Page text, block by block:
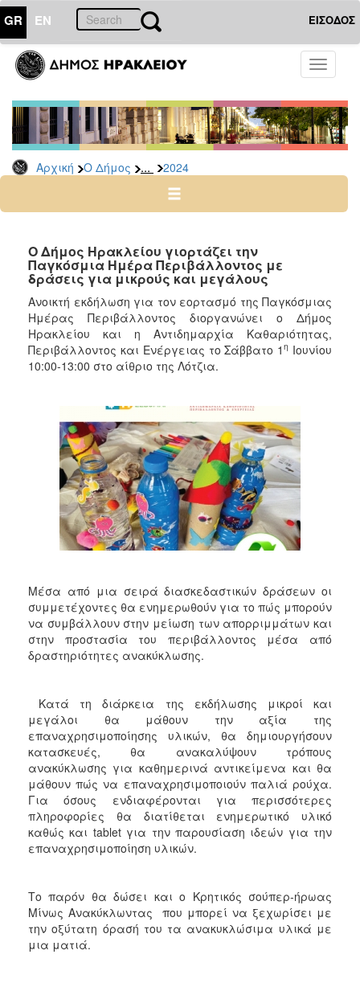
GR EN ΕΙΣΟΔΟΣ
Toggle
Αρχική Ο Δήμος ... 2024
ΔΗΜΟΣ
Δελτία
Τύπου
Αρχείο
2026
2024
2022
2021
2020
2019
2018
2015
2013
2012
2011
2010
2006
ΤΟΠΟΣ
ΑΝΘΕΚΤΙΚΗ
ΠΟΛΗ
Ο Δήμος Ηρακλείου γιορτάζει την
Παγκόσμια Ημέρα Περιβάλλοντος με
δράσεις για μικρούς και μεγάλους
Ανοικτή εκδήλωση για τον εορτασμό της Παγκόσμιας
Ημέρας Περιβάλλοντος διοργανώνει ο Δήμος
Ηρακλείου και η Αντιδημαρχία Καθαριότητας,
Περιβάλλοντος και Ενέργειας το Σάββατο 1η Ιουνίου
10:00-13:00 στο αίθριο της Λότζια.
Μέσα από μια σειρά διασκεδαστικών δράσεων οι
συμμετέχοντες θα ενημερωθούν για το πώς μπορούν
να συμβάλλουν στην μείωση των απορριμμάτων και
στην προστασία του περιβάλλοντος μέσα από
δραστηριότητες ανακύκλωσης.
Κατά τη διάρκεια της εκδήλωσης μικροί και
μεγάλοι θα μάθουν την αξία της
επαναχρησιμοποίησης υλικών, θα δημιουργήσουν
κατασκευές, θα ανακαλύψουν τρόπους
ανακύκλωσης για καθημερινά αντικείμενα και θα
μάθουν πώς να επαναχρησιμοποιούν παλιά ρούχα.
Για όσους ενδιαφέρονται για περισσότερες
πληροφορίες θα διατίθεται ενημερωτικό υλικό
καθώς και tablet για την παρουσίαση ιδεών για την
επαναχρησιμοποίηση υλικών.
Το παρόν θα δώσει και ο Κρητικός σούπερ-ήρωας
Μίνως Ανακύκλωντας που μπορεί να ξεχωρίσει με
την οξύτατη όρασή του τα ανακυκλώσιμα υλικά με
μια ματιά.